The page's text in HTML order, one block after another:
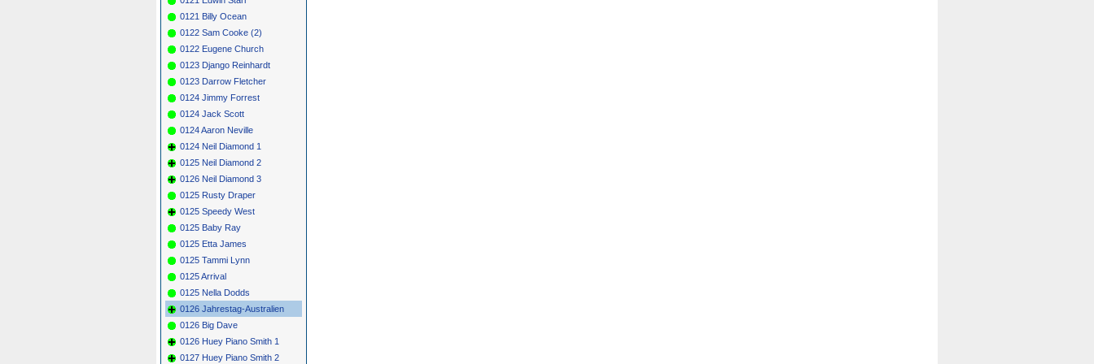
0121 Billy Ocean
0122 Sam Cooke (2)
0122 Eugene Church
0123 Django Reinhardt
0123 Darrow Fletcher
0124 Jimmy Forrest
0124 Jack Scott
0124 Aaron Neville
0124 Neil Diamond 1
0125 Neil Diamond 2
0126 Neil Diamond 3
0125 Rusty Draper
0125 Speedy West
0125 Baby Ray
0125 Etta James
0125 Tammi Lynn
0125 Arrival
0125 Nella Dodds
0126 Jahrestag-Australien
0126 Big Dave
0126 Huey Piano Smith 1
0127 Huey Piano Smith 2